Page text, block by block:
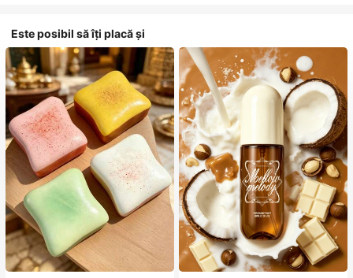
Este posibil să îți placă și